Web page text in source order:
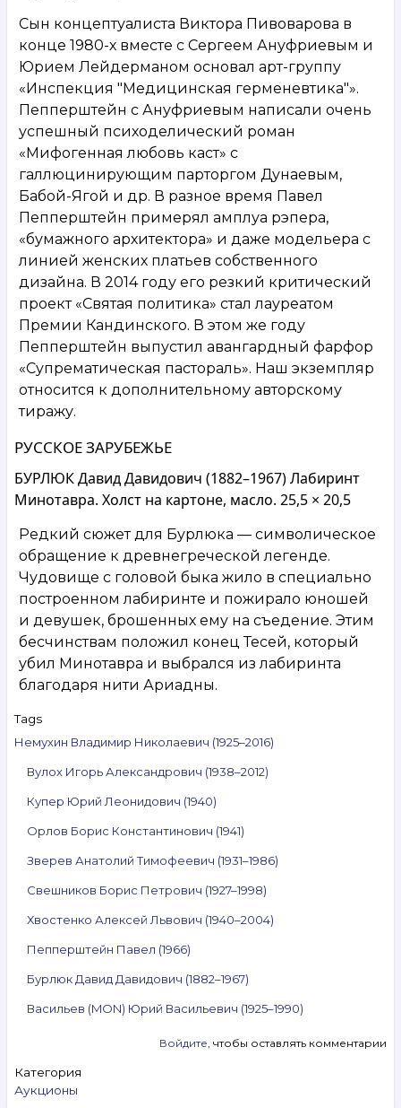
Сын концептуалиста Виктора Пивоварова в
конце 1980-х вместе с Сергеем Ануфриевым и
Юрием Лейдерманом основал арт-группу
«Инспекция "Медицинская герменевтика"».
Пепперштейн с Ануфриевым написали очень
успешный психоделический роман
«Мифогенная любовь каст» с
галлюцинирующим парторгом Дунаевым,
Бабой-Ягой и др. В разное время Павел
Пепперштейн примерял амплуа рэпера,
«бумажного архитектора» и даже модельера с
линией женских платьев собственного
дизайна. В 2014 году его резкий критический
проект «Святая политика» стал лауреатом
Премии Кандинского. В этом же году
Пепперштейн выпустил авангардный фарфор
«Супрематическая пастораль». Наш экземпляр
относится к дополнительному авторскому
тиражу.
РУССКОЕ ЗАРУБЕЖЬЕ
БУРЛЮК Давид Давидович (1882–1967) Лабиринт
Минотавра. Холст на картоне, масло. 25,5 × 20,5
Редкий сюжет для Бурлюка — символическое
обращение к древнегреческой легенде.
Чудовище с головой быка жило в специально
построенном лабиринте и пожирало юношей
и девушек, брошенных ему на съедение. Этим
бесчинствам положил конец Тесей, который
убил Минотавра и выбрался из лабиринта
благодаря нити Ариадны.
Tags
Немухин Владимир Николаевич (1925–2016)
Вулох Игорь Александрович (1938–2012)
Купер Юрий Леонидович (1940)
Орлов Борис Константинович (1941)
Зверев Анатолий Тимофеевич (1931–1986)
Свешников Борис Петрович (1927–1998)
Хвостенко Алексей Львович (1940–2004)
Пепперштейн Павел (1966)
Бурлюк Давид Давидович (1882–1967)
Васильев (MON) Юрий Васильевич (1925–1990)
Войдите , чтобы оставлять комментарии
Категория
Аукционы